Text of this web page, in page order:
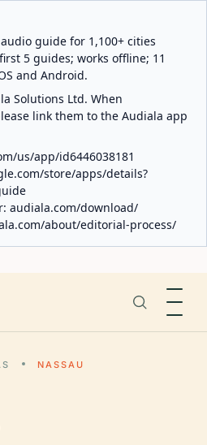
guide for 1,100+ cities
5 guides; works offline; 11
and Android.
Solutions Ltd. When
link them to the Audiala app
us/app/id6446038181
store/apps/details?
audiala.com/download/
about/editorial-process/
NASSAU